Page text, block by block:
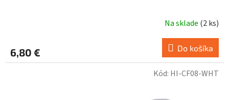
Na sklade (2 ks)
6,80 € Do košíka
Kód: HI-CF08-WHT